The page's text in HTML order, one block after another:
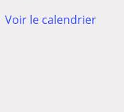
Voir le calendrier